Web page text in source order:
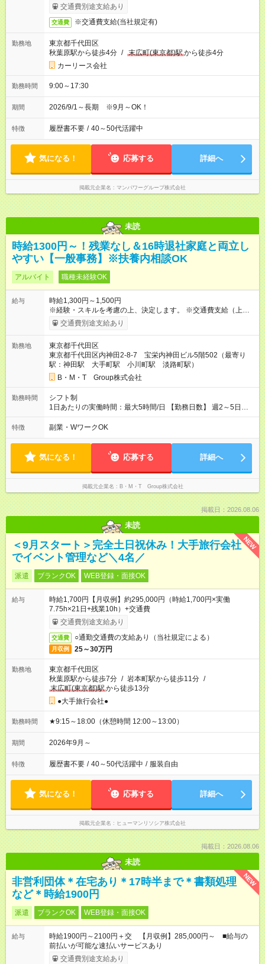
交通費別途支給あり
交通費 ※交通費支給(当社規定有)
勤務地
東京都千代田区
秋葉原駅から徒歩4分 / 末広町(東京都)駅から徒歩4分
カーリース会社
勤務時間 9:00～17:30
期間 2026/9/1～長期 ※9月～OK！
特徴 履歴書不要 / 40～50代活躍中
気になる！ 応募する 詳細へ
掲載元企業名 マンパワーグループ株式会社
未読
時給1300円～！残業なし＆16時退社家庭と両立し
やすい【一般事務】※扶養内相談OK
アルバイト 職種未経験OK
給与
時給1,300円～1,500円
※経験・スキルを考慮の上、決定します。 ※交通費支給（上限
1,000円/日） 【月収例】 ▼週5日勤務の場合 月収13万円（時給
1,300円×5時間×月20日） ▼週3日勤務の場合 月収7万8000円
用期間の長さ：3ヶ月 雇用形態、給与は本採用時と同じです。
試用期間3ヶ月／期間中の給与・待遇に変動はありません。
交通費別途支給あり
勤務地
東京都千代田区
東京都千代田区内神田2-8-7 宝栄内神田ビル5階502（最寄り
駅：神田駅 大手町駅 小川町駅 淡路町駅）
B・M・T Group株式会社
勤務時間
シフト制
1日あたりの実働時間：最大5時間/日 【勤務日数】 週2～5日勤
務（平日のみ） 【勤務時間】 10：00~16：00（休憩12:00～
13:00／実働5時間） ★残業は基本的にありません！毎日ほぼ定
います。 ※勤務時間は相談可！ ※扶養内勤務の相談もOK
特徴 副業・WワークOK
気になる！ 応募する 詳細へ
掲載元企業名 B・M・T Group株式会社
掲載日：2026.08.06
未読
NEW
＜9月スタート＞完全土日祝休み！大手旅行会社
でイベント管理など＼4名／
派遣 ブランクOK WEB登録・面接OK
給与
時給1,700円【月収例】約295,000円（時給1,700円×実働
7.75h×21日+残業10h）+交通費
交通費別途支給あり
交通費 ○通勤交通費の支給あり（当社規定による）
月収例 25～30万円
勤務地
東京都千代田区
秋葉原駅から徒歩7分 / 岩本町駅から徒歩11分 /
末広町(東京都)駅から徒歩13分
●大手旅行会社●
勤務時間 ★9:15～18:00（休憩時間 12:00～13:00）
期間 2026年9月～
特徴 履歴書不要 / 40～50代活躍中 / 服装自由
気になる！ 応募する 詳細へ
掲載元企業名 ヒューマンリソシア株式会社
掲載日：2026.08.06
未読
NEW
非営利団体＊在宅あり＊17時半まで＊書類処理
など＊時給1900円
派遣 ブランクOK WEB登録・面接OK
給与
時給1900円～2100円＋交 【月収例】285,000円～ ■給与の
前払いが可能な速払いサービスあり
交通費別途支給あり